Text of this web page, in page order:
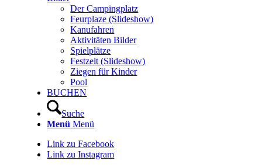
Der Campingplatz
Feurplaze (Slideshow)
Kanufahren
Aktivitäten Bilder
Spielplätze
Festzelt (Slideshow)
Ziegen für Kinder
Pool
BUCHEN
Suche
Menü Menü
Link zu Facebook
Link zu Instagram